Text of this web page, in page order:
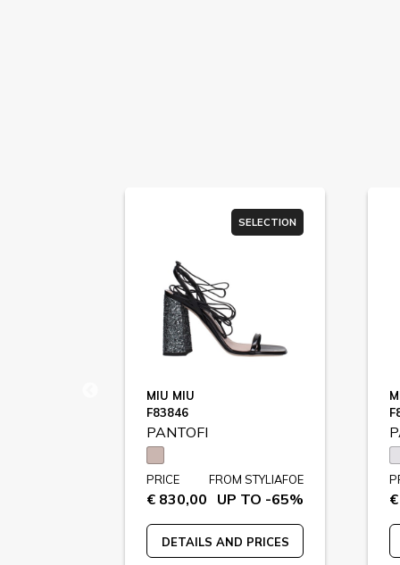
SELECTION
MIU MIU
F83846
PANTOFI
PRICE
€ 830,00
FROM STYLIAFOE
UP TO -65%
DETAILS AND PRICES